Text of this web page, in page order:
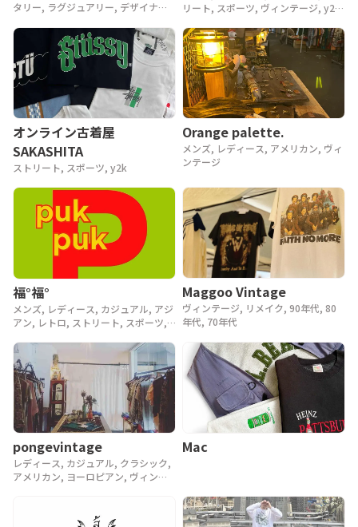
タリー, ラグジュアリー, デザイナー,
80年代, 70年代, 60年代, 50年代, 40
リート, スポーツ, ヴィンテージ, y2k,
オンライン古着屋
SAKASHITA
ストリート, スポーツ, y2k
Orange palette.
メンズ, レディース, アメリカン, ヴィ
ンテージ
福°福°
メンズ, レディース, カジュアル, アジ
アン, レトロ, ストリート, スポーツ,
Maggoo Vintage
ヴィンテージ, リメイク, 90年代, 80
年代, 70年代
pongevintage
レディース, カジュアル, クラシック,
アメリカン, ヨーロピアン, ヴィンテ
Mac